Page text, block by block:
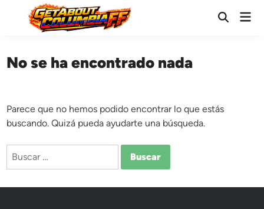
contenido
Abrir
No se ha encontrado nada
Parece que no hemos podido encontrar lo que estás
buscando. Quizá pueda ayudarte una búsqueda.
Buscar: